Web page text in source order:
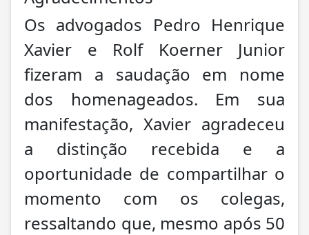
Os advogados Pedro Henrique
Xavier e Rolf Koerner Junior
fizeram a saudação em nome
dos homenageados. Em sua
manifestação, Xavier agradeceu
a distinção recebida e a
oportunidade de compartilhar o
momento com os colegas,
ressaltando que, mesmo após 50